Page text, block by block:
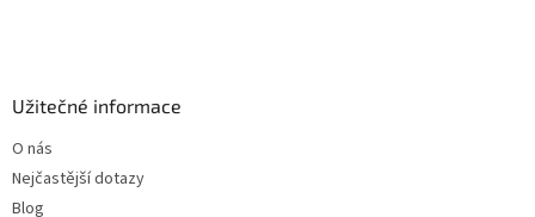
Užitečné informace
O nás
Nejčastější dotazy
Blog